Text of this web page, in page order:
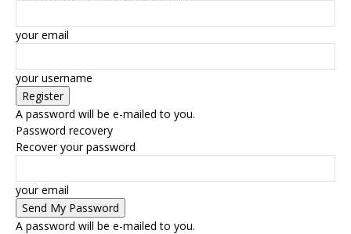
your email
your username
A password will be e-mailed to you.
Password recovery
Recover your password
your email
A password will be e-mailed to you.